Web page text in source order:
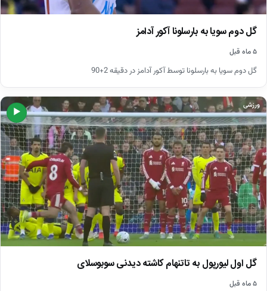
گل دوم سویا به بارسلونا آکور آدامز
۵ ماه قبل
گل دوم سویا به بارسلونا توسط آکور آدامز در دقیقه 2+90
▶
ورزشی
گل اول لیورپول به تاتنهام کاشته دیدنی سوبوسلای
۵ ماه قبل